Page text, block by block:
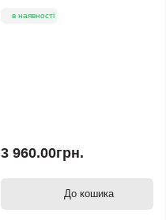
в наявності
3 960.00грн.
До кошика